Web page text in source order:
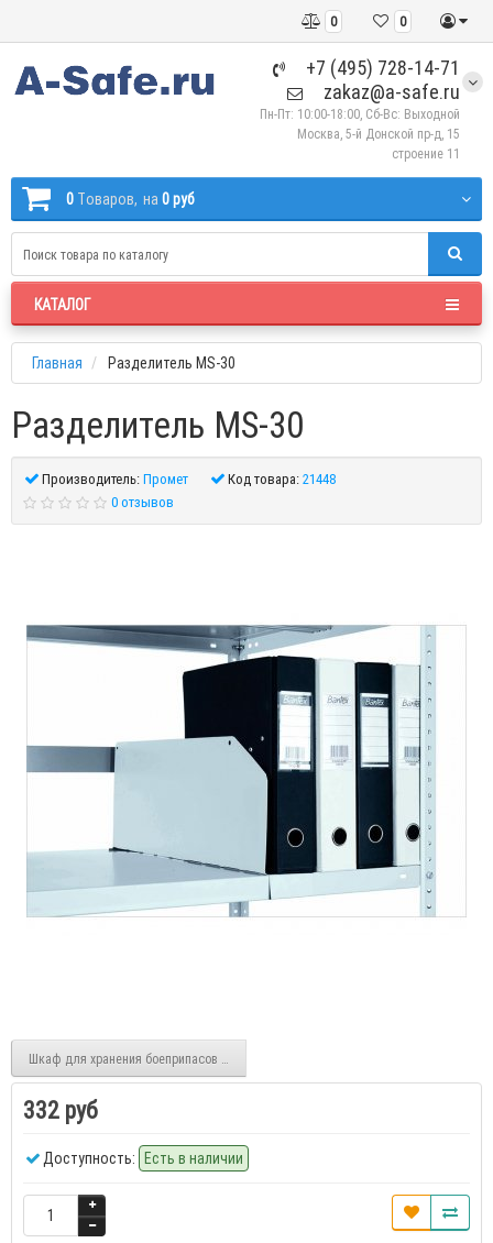
0
0
+7 (495) 728-14-71
zakaz@a-safe.ru
Пн-Пт: 10:00-18:00, Сб-Вс: Выходной
Москва, 5-й Донской пр-д, 15
строение 11
0 Tоваров, на 0 руб
КАТАЛОГ
Главная Разделитель MS-30
Разделитель MS-30
Производитель:Промет Код товара:21448
0 отзывов
Шкаф для хранения боеприпасов ПШ-1
332 руб
Доступность: Есть в наличии